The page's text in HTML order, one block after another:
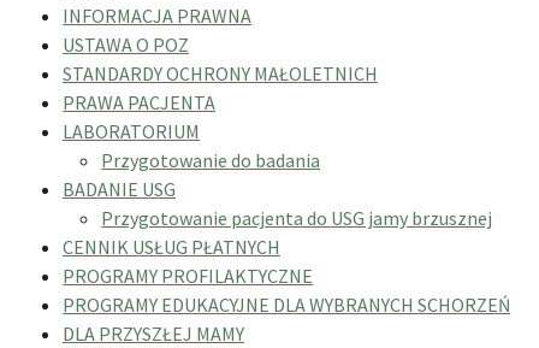
INFORMACJA PRAWNA
USTAWA O POZ
STANDARDY OCHRONY MAŁOLETNICH
PRAWA PACJENTA
LABORATORIUM
Przygotowanie do badania
BADANIE USG
Przygotowanie pacjenta do USG jamy brzusznej
CENNIK USŁUG PŁATNYCH
PROGRAMY PROFILAKTYCZNE
PROGRAMY EDUKACYJNE DLA WYBRANYCH SCHORZEŃ
DLA PRZYSZŁEJ MAMY